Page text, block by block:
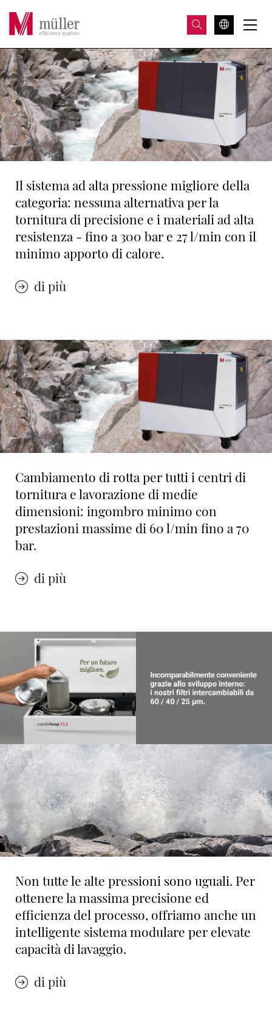
Il sistema ad alta pressione migliore della
categoria: nessuna alternativa per la
tornitura di precisione e i materiali ad alta
resistenza - fino a 300 bar e 27 l/min con il
minimo apporto di calore.
di più
Cambiamento di rotta per tutti i centri di
tornitura e lavorazione di medie
dimensioni: ingombro minimo con
prestazioni massime di 60 l/min fino a 70
bar.
di più
Non tutte le alte pressioni sono uguali. Per
ottenere la massima precisione ed
efficienza del processo, offriamo anche un
intelligente sistema modulare per elevate
capacità di lavaggio.
di più